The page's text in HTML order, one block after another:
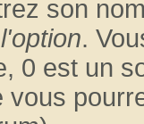
son
.
0 est un
vous